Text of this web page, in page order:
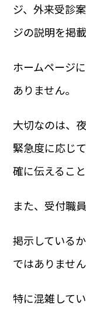
ジ、外来受診
ジの説明を掲
ホームページ
ありません。
大切なのは、
緊急度に応じ
確に伝えること
また、受付職
掲示している
ではありません
特に混雑して